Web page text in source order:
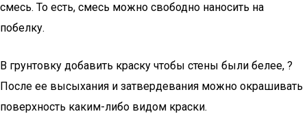
смесь. То есть, смесь можно свободно наносить на
побелку.
В грунтовку добавить краску чтобы стены были белее, ?
После ее высыхания и затвердевания можно окрашивать
поверхность каким-либо видом краски.